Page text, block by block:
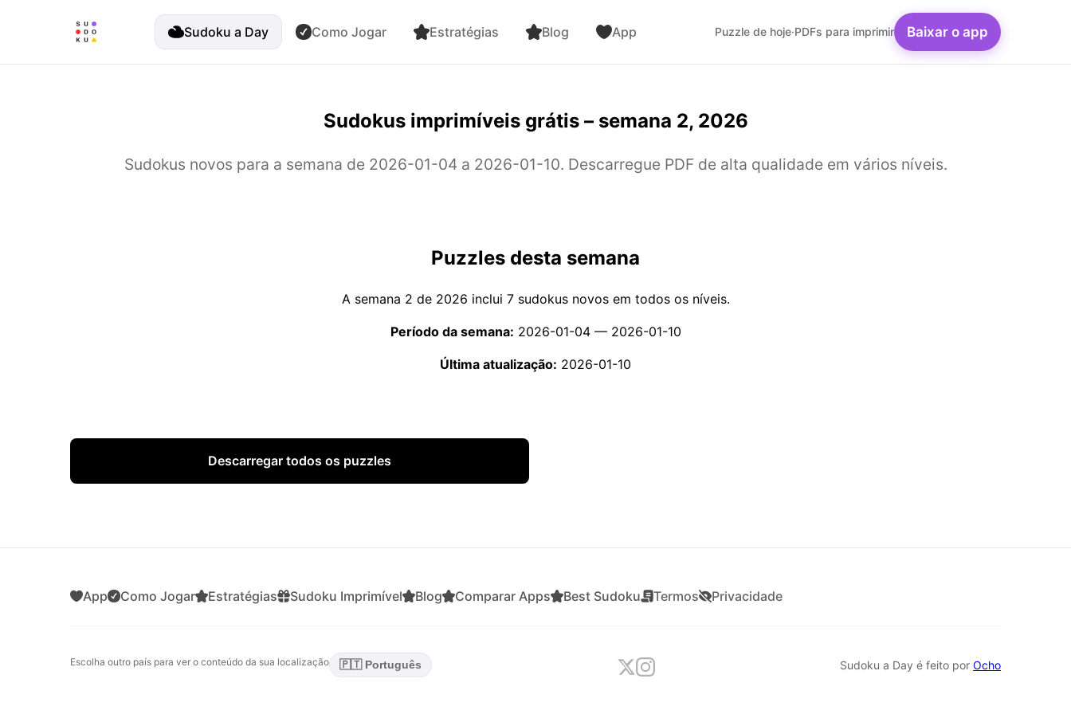
Sudoku a Day Como Jogar Estratégias Blog App Puzzle de hoje·PDFs para imprimir Baixar o app
Sudokus imprimíveis grátis – semana 2, 2026
Sudokus novos para a semana de 2026-01-04 a 2026-01-10. Descarregue PDF de alta qualidade em vários níveis.
Puzzles desta semana
A semana 2 de 2026 inclui 7 sudokus novos em todos os níveis.
Período da semana: 2026-01-04 — 2026-01-10
Última atualização: 2026-01-10
Descarregar todos os puzzles
App Como Jogar Estratégias Sudoku Imprimível Blog Comparar Apps Best Sudoku Termos Privacidade
Escolha outro país para ver o conteúdo da sua localização 🇵🇹 Português Sudoku a Day é feito por Ocho